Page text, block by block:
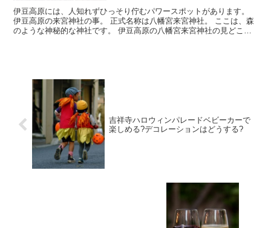
伊豆高原には、人知れずひっそり佇むパワースポットがあります。
伊豆高原の来宮神社の事。 正式名称は八幡宮来宮神社。 ここは、森
のような神秘的な神社です。 伊豆高原の八幡宮来宮神社の見どこと
吉祥寺ハロウィンパレードベビーカーで
楽しめる?デコレーションはどうする?